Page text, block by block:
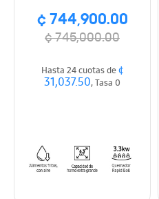
plancha de cocimiento,
True Convection
¢ 744,900.00
¢ 745,000.00
Hasta 24 cuotas de¢
31,037.50, Tasa 0